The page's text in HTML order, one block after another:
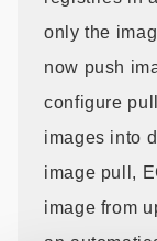
only the
now push
configure
images into
image pull,
image from